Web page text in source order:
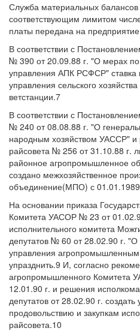
Служба материальных балансов
соответствующим лимитом
платы передана на
В соответствии с
№ 390 от 20.09.88 г. "О мерах
управления АПК РСФСР" ставка
управления сельского
ветстанции.7
В соответствии с
№ 240 от 08.08.88 г. "О
народным хозяйством УАССР"
райсовета № 256 от 31.10.88 г.
районное агропромышленное
создано межхозяйственное
объединение(МПО) с 01.01.1989
На основании приказа
Комитета УАСОР № 23 от
исполнительного комитета
депутатов № 60 от 28.02.90 г.
управления
упразднить.9 И, согласно
агропромышленного Комитета
12.01.90 г. и решения
депутатов от 28.02.90 г.
продовольствию и закупкам
райсовета.10